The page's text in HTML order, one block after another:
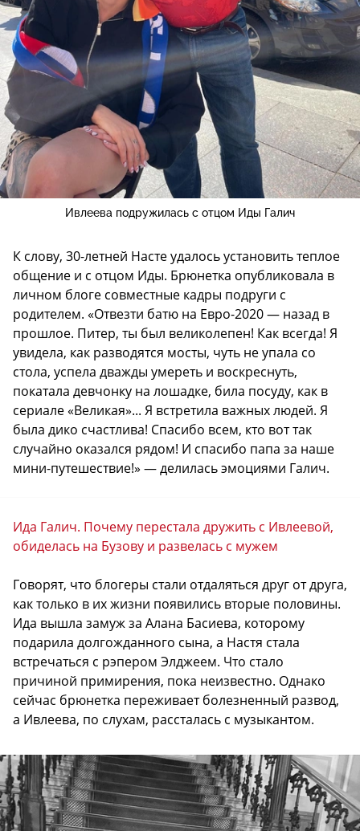
Ивлеева подружилась с отцом Иды Галич
К слову, 30-летней Насте удалось установить теплое
общение и с отцом Иды. Брюнетка опубликовала в
личном блоге совместные кадры подруги с
родителем. «Отвезти батю на Евро-2020 — назад в
прошлое. Питер, ты был великолепен! Как всегда! Я
увидела, как разводятся мосты, чуть не упала со
стола, успела дважды умереть и воскреснуть,
покатала девчонку на лошадке, била посуду, как в
сериале «Великая»... Я встретила важных людей. Я
была дико счастлива! Спасибо всем, кто вот так
случайно оказался рядом! И спасибо папа за наше
мини-путешествие!» — делилась эмоциями Галич.
Ида Галич. Почему перестала дружить с Ивлеевой,
обиделась на Бузову и развелась с мужем
Говорят, что блогеры стали отдаляться друг от друга,
как только в их жизни появились вторые половины.
Ида вышла замуж за Алана Басиева, которому
подарила долгожданного сына, а Настя стала
встречаться с рэпером Элджеем. Что стало
причиной примирения, пока неизвестно. Однако
сейчас брюнетка переживает болезненный развод,
а Ивлеева, по слухам, рассталась с музыкантом.